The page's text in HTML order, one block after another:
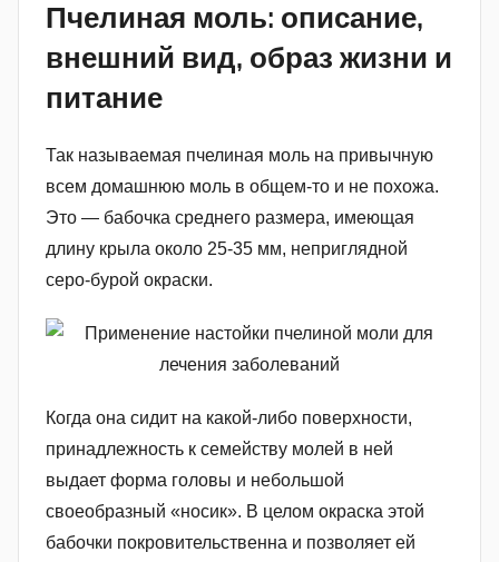
Пчелиная моль: описание,
внешний вид, образ жизни и
питание
Так называемая пчелиная моль на привычную
всем домашнюю моль в общем-то и не похожа.
Это — бабочка среднего размера, имеющая
длину крыла около 25-35 мм, неприглядной
серо-бурой окраски.
Когда она сидит на какой-либо поверхности,
принадлежность к семейству молей в ней
выдает форма головы и небольшой
своеобразный «носик». В целом окраска этой
бабочки покровительственна и позволяет ей